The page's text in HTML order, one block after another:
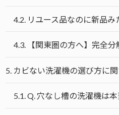
4.2. リユース品なのに新品
4.3. 【関東圏の方へ】完全
5. カビない洗濯機の選び方に
5.1.Q. 穴なし槽の洗濯機は